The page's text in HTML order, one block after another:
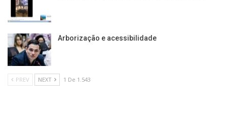
Arborização e acessibilidade
PREV NEXT 1 De 1.543